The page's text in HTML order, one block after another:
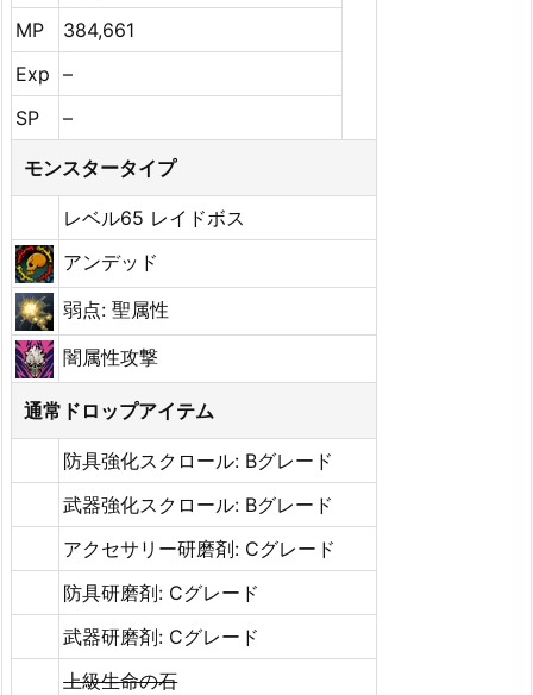
MP
384,661
Exp
–
SP
–
モンスタータイプ
レベル65 レイドボス
アンデッド
弱点: 聖属性
闇属性攻撃
通常ドロップアイテム
防具強化スクロール: Bグレード
武器強化スクロール: Bグレード
アクセサリー研磨剤: Cグレード
防具研磨剤: Cグレード
武器研磨剤: Cグレード
上級生命の石